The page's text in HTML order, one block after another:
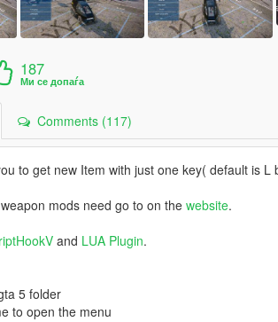
187
Ми се допаѓа
Comments (117)
to get new Item with just one key( default is
mods need go to on the website.
and LUA Plugin.
5 folder
to open the menu